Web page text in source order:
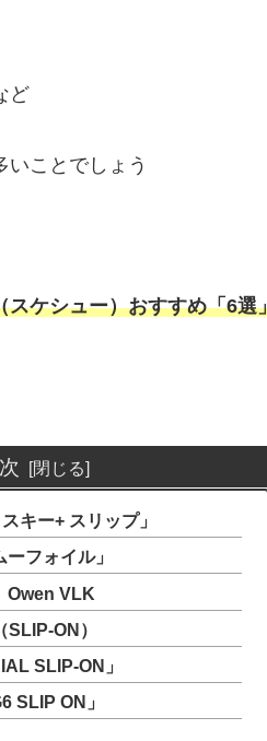
ど
いことでしょう
ケシュー）おすすめ「6選
キー+ スリップ」
フォイル」
Owen VLK
ON）
SLIP-ON」
SLIP ON」